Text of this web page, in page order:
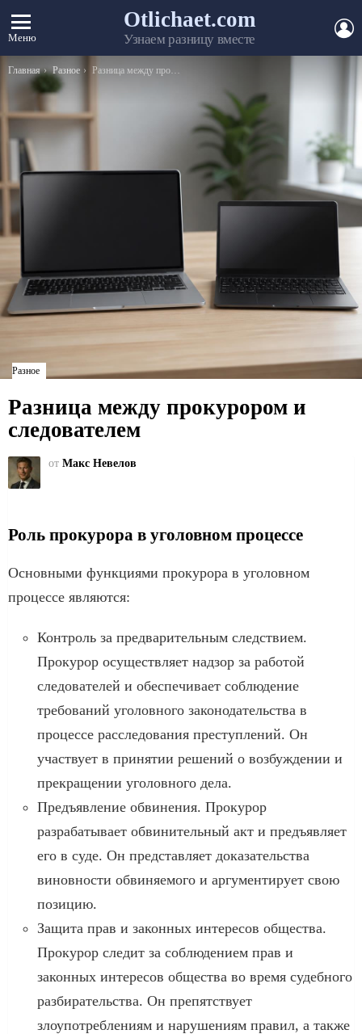
Меню
Otlichaet.com
Узнаем разницу вместе
Вы здесь:
Главная Разное Разница между прокурором и следователем
Разное
Разница между прокурором и
следователем
от Макс Невелов
Роль прокурора в уголовном процессе
Основными функциями прокурора в уголовном
процессе являются:
Контроль за предварительным следствием.
Прокурор осуществляет надзор за работой
следователей и обеспечивает соблюдение
требований уголовного законодательства в
процессе расследования преступлений. Он
участвует в принятии решений о возбуждении и
прекращении уголовного дела.
Предъявление обвинения. Прокурор
разрабатывает обвинительный акт и предъявляет
его в суде. Он представляет доказательства
виновности обвиняемого и аргументирует свою
позицию.
Защита прав и законных интересов общества.
Прокурор следит за соблюдением прав и
законных интересов общества во время судебного
разбирательства. Он препятствует
злоупотреблениям и нарушениям правил, а также